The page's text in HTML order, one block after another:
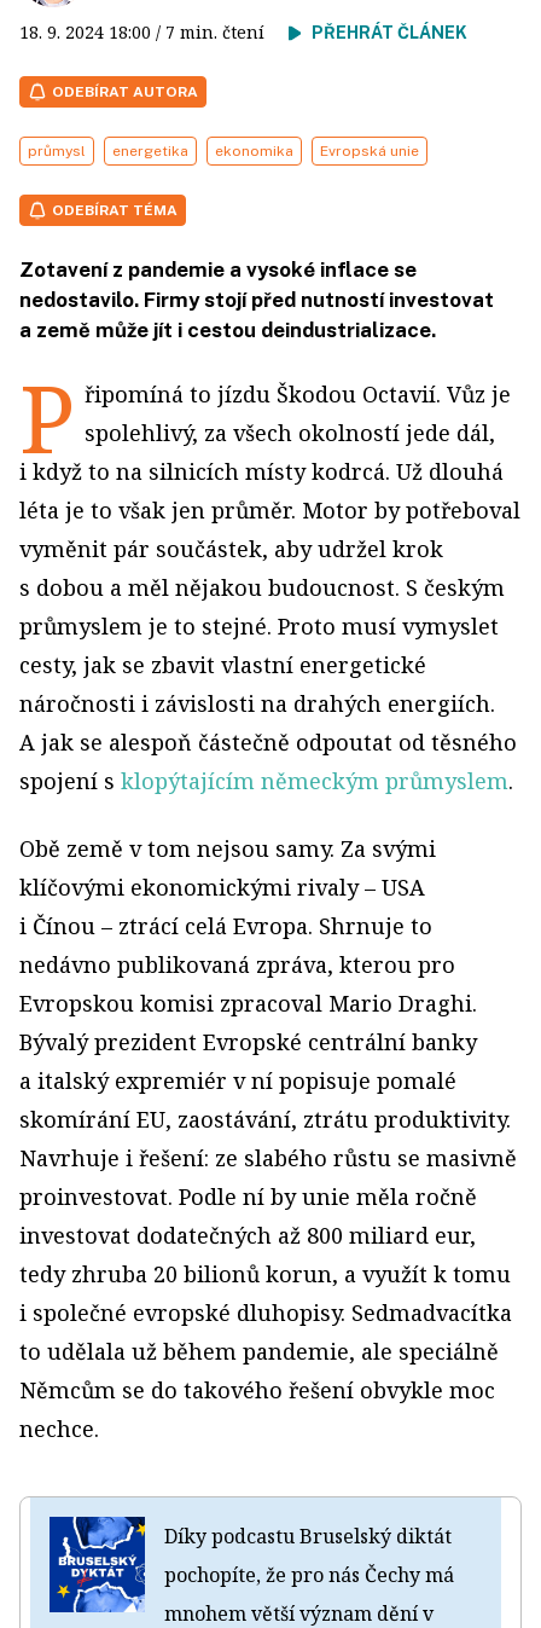
18. 9. 2024 18:00 / 7 min. čtení PŘEHRÁT ČLÁNEK
ODEBÍRAT AUTORA
průmysl energetika ekonomika Evropská unie
ODEBÍRAT TÉMA
Zotavení z pandemie a vysoké inflace se
nedostavilo. Firmy stojí před nutností investovat
a země může jít i cestou deindustrializace.
P řipomíná to jízdu Škodou Octavií. Vůz je
spolehlivý, za všech okolností jede dál,
i když to na silnicích místy kodrcá. Už dlouhá
léta je to však jen průměr. Motor by potřeboval
vyměnit pár součástek, aby udržel krok
s dobou a měl nějakou budoucnost. S českým
průmyslem je to stejné. Proto musí vymyslet
cesty, jak se zbavit vlastní energetické
náročnosti i závislosti na drahých energiích.
A jak se alespoň částečně odpoutat od těsného
spojení s klopýtajícím německým průmyslem.
Obě země v tom nejsou samy. Za svými
klíčovými ekonomickými rivaly – USA
i Čínou – ztrácí celá Evropa. Shrnuje to
nedávno publikovaná zpráva, kterou pro
Evropskou komisi zpracoval Mario Draghi.
Bývalý prezident Evropské centrální banky
a italský expremiér v ní popisuje pomalé
skomírání EU, zaostávání, ztrátu produktivity.
Navrhuje i řešení: ze slabého růstu se masivně
proinvestovat. Podle ní by unie měla ročně
investovat dodatečných až 800 miliard eur,
tedy zhruba 20 bilionů korun, a využít k tomu
i společné evropské dluhopisy. Sedmadvacítka
to udělala už během pandemie, ale speciálně
Němcům se do takového řešení obvykle moc
nechce.
Díky podcastu Bruselský diktát
pochopíte, že pro nás Čechy má
mnohem větší význam dění v